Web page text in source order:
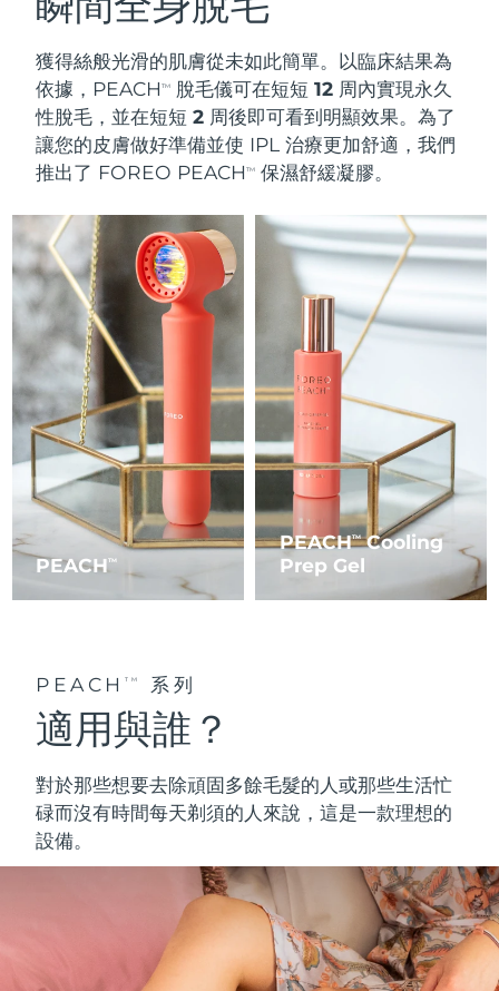
獲得絲般光滑的肌膚從未如此簡單。以臨床結果為
依據，PEACHTM 脫毛儀可在短短12 周內實現永久
性脫毛，並在短短2 周後即可看到明顯效果。為了
讓您的皮膚做好準備並使 IPL 治療更加舒適，我們
推出了 FOREO PEACHTM 保濕舒緩凝膠。
PEACHTM
PEACHTMCooling
Prep Gel
PEACH TM 系列
適用與誰？
對於那些想要去除頑固多餘毛髮的人或那些生活忙
碌而沒有時間每天剃須的人來說，這是一款理想的
設備。